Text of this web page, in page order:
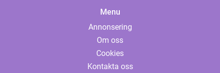
Menu
Annonsering
Om oss
Cookies
Kontakta oss